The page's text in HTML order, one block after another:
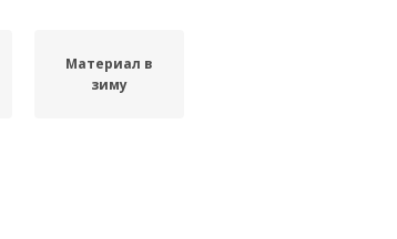
Материал в
зиму